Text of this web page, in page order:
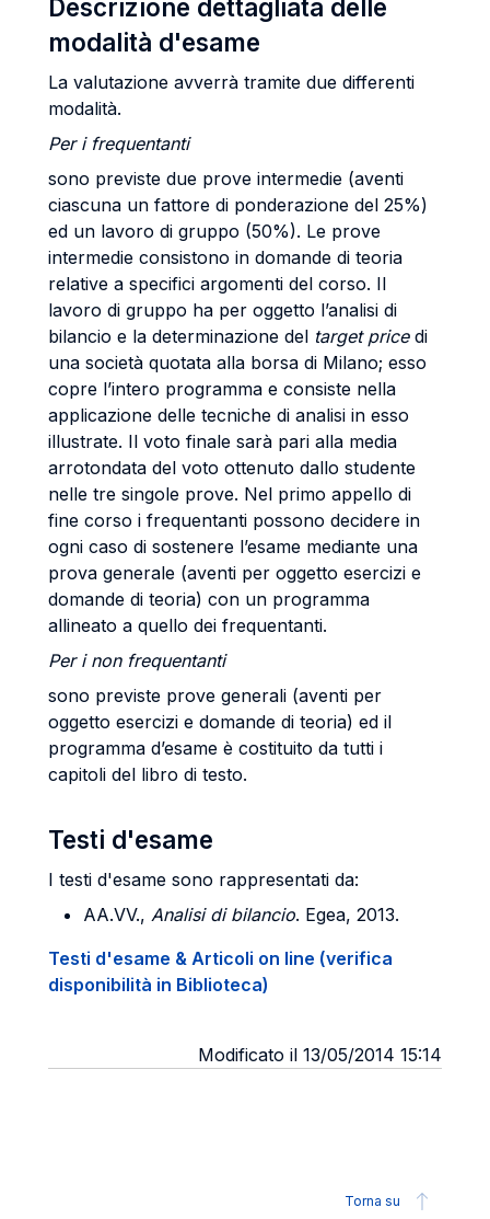
Descrizione dettagliata delle
modalità d'esame
La valutazione avverrà tramite due differenti
modalità.
Per i frequentanti
sono previste due prove intermedie (aventi
ciascuna un fattore di ponderazione del 25%)
ed un lavoro di gruppo (50%). Le prove
intermedie consistono in domande di teoria
relative a specifici argomenti del corso. Il
lavoro di gruppo ha per oggetto l’analisi di
bilancio e la determinazione del target pricedi
una società quotata alla borsa di Milano; esso
copre l’intero programma e consiste nella
applicazione delle tecniche di analisi in esso
illustrate. Il voto finale sarà pari alla media
arrotondata del voto ottenuto dallo studente
nelle tre singole prove. Nel primo appello di
fine corso i frequentanti possono decidere in
ogni caso di sostenere l’esame mediante una
prova generale (aventi per oggetto esercizi e
domande di teoria) con un programma
allineato a quello dei frequentanti.
Per i non frequentanti
sono previste prove generali (aventi per
oggetto esercizi e domande di teoria) ed il
programma d’esame è costituito da tutti i
capitoli del libro di testo.
Testi d'esame
I testi d'esame sono rappresentati da:
AA.VV., Analisi di bilancio. Egea, 2013.
Testi d'esame & Articoli on line (verifica
disponibilità in Biblioteca)
Modificato il 13/05/2014 15:14
Torna su